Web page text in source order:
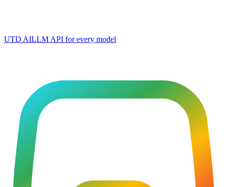
UTD AILLM API for every model